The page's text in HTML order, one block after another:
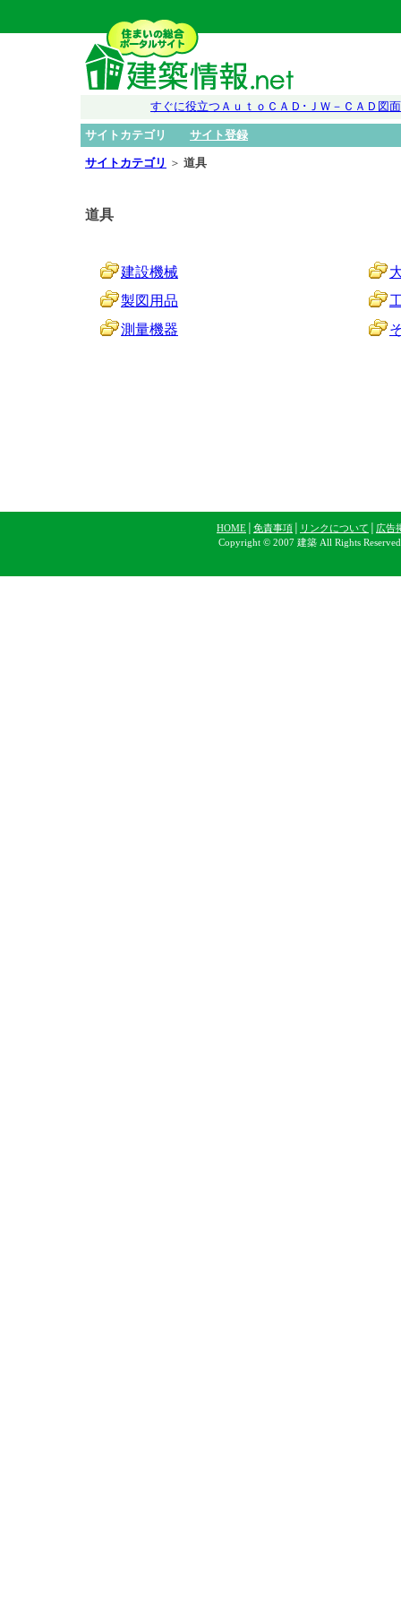
すぐに役立つＡｕｔｏＣＡＤ･ＪＷ－ＣＡＤ図
サイトカテゴリ サイト登録
サイトカテゴリ ＞ 道具
道具
建設機械
製図用品
測量機器
HOME 免責事項 リンクについて
広告
Copyright © 2007 建築 All Rights